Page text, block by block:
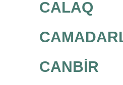
CALAQ
CANBİR